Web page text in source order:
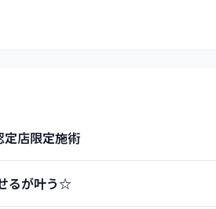
定店限定施術
るが叶う☆